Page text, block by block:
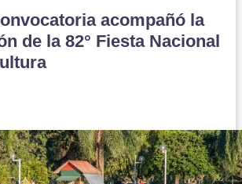
acompañó la
de la 82° Fiesta Nacional